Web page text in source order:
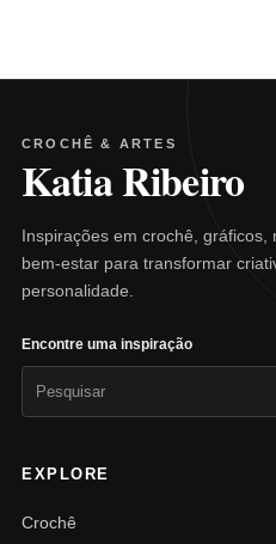
CROCHÊ & ARTES
Katia Ribeiro
Inspirações em crochê,
bem-estar para transformar
personalidade.
Encontre uma inspiração
EXPLORE
Crochê